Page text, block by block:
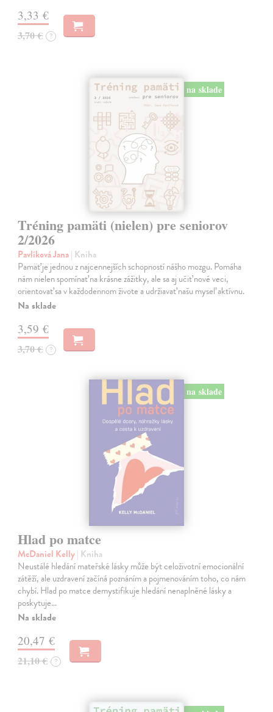
3,33 €
3,70 € ?
na sklade
Tréning pamäti (nielen) pre seniorov
2/2026
Pavlíková Jana| Kniha
Pamäť je jednou z najcennejších schopností nášho mozgu. Pomáha
nám nielen spomínať na krásne zážitky, ale sa aj učiť nové veci,
orientovať sa v každodennom živote a udržiavať našu myseľ aktívnu.
Na sklade
3,59 €
3,70 € ?
na sklade
Hlad po matce
McDaniel Kelly| Kniha
Neustálé hledání mateřské lásky může být celoživotní emocionální
zátěží, ale uzdravení začíná poznáním a pojmenováním toho, co nám
chybí. Hlad po matce demystifikuje hledání nenaplněné lásky a
poskytuje…
Na sklade
20,47 €
21,10 € ?